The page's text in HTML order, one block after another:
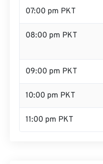
07:00 pm PKT
08:00 pm PKT
09:00 pm PKT
10:00 pm PKT
11:00 pm PKT